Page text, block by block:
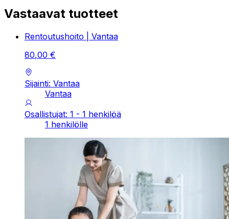
Vastaavat tuotteet
Rentoutushoito | Vantaa
80,00 €
Sijainti: Vantaa
Vantaa
Osallistujat: 1 - 1 henkilöä
1 henkilölle